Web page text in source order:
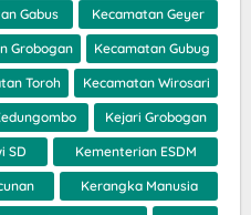
Gabus Kecamatan Geyer
Grobogan Kecamatan Gubug
Toroh Kecamatan Wirosari
Kejari Grobogan
SD Kementerian ESDM
Kerangka Manusia